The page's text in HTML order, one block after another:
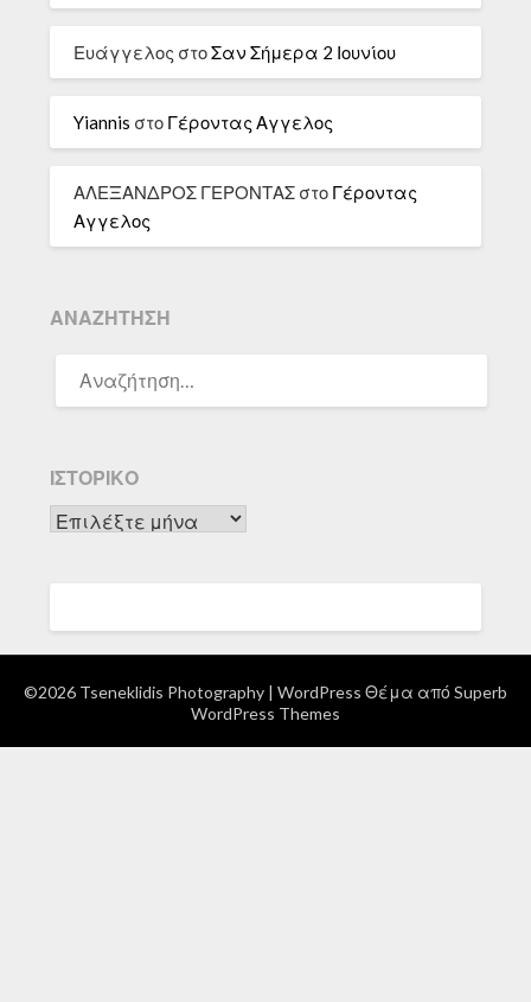
Ευάγγελος στοΣαν Σήμερα 2 Ιουνίου
Yiannis στο Γέροντας Αγγελος
ΑΛΕΞΑΝΔΡΟΣ ΓΕΡΟΝΤΑΣ στο Γέροντας
Αγγελος
ΑΝΑΖΉΤΗΣΗ
ΓΙΑ:
ΙΣΤΟΡΙΚΌ
Ιστορικό
©2026 Tseneklidis Photography | WordPress Θέμα από Superb
WordPress Themes